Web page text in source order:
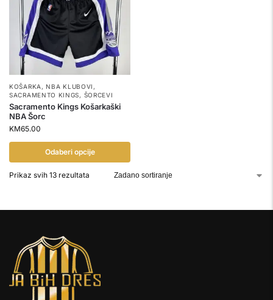
KOŠARKA ,NBA KLUBOVI ,
SACRAMENTO KINGS, ŠORCEVI
Sacramento Kings Košarkaški
NBA Šorc
KM65.00
Odaberi opcije
Prikaz svih 13 rezultata